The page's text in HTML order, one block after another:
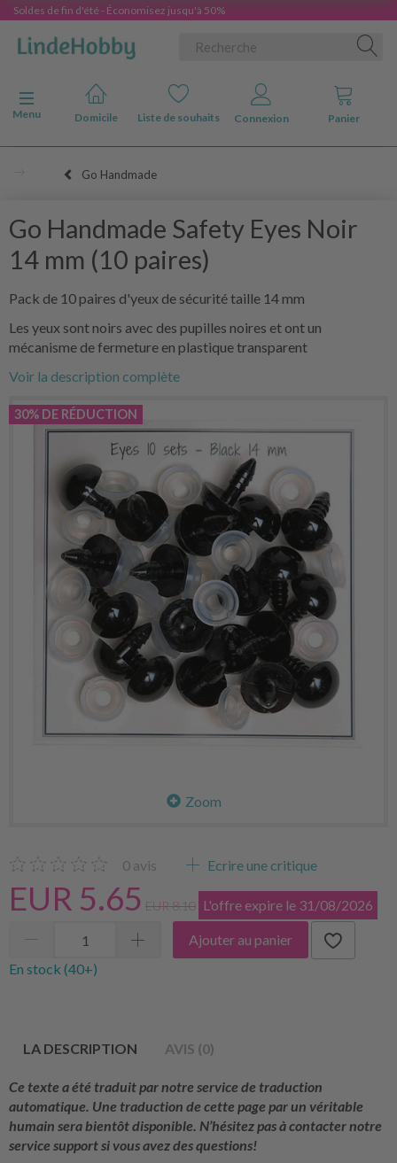
Soldes de fin d'été - Économisez jusqu'à 50%
Basculer la navigation
Menu
Domicile Liste de souhaits Connexion Panier
Go Handmade
Go Handmade Safety Eyes Noir
14 mm (10 paires)
Pack de 10 paires d'yeux de sécurité taille 14 mm
Les yeux sont noirs avec des pupilles noires et ont un
mécanisme de fermeture en plastique transparent
Voir la description complète
30% DE RÉDUCTION
Zoom
0 avis Ecrire une critique
EUR 5.65 EUR 8.10 L'offre expire le 31/08/2026
Ajouter au panier
En stock (40+)
LA DESCRIPTION AVIS (0)
Ce texte a été traduit par notre service de traduction
automatique. Une traduction de cette page par un véritable
humain sera bientôt disponible. N’hésitez pas à contacter notre
service support si vous avez des questions!